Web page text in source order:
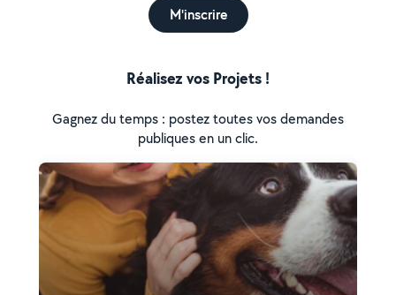
M'inscrire
Réalisez vos Projets !
Gagnez du temps : postez toutes vos demandes
publiques en un clic.